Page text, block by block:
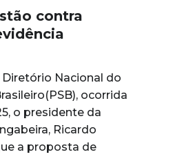
contra
Nacional do
ocorrida
o presidente da
Ricardo
a proposta de